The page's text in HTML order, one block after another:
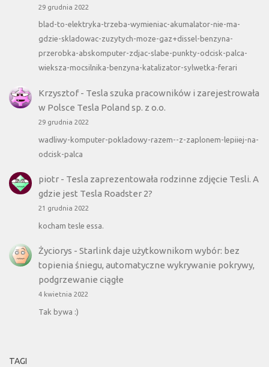
29 grudnia 2022
blad-to-elektryka-trzeba-wymieniac-akumalator-nie-ma-
gdzie-skladowac-zuzytych-moze-gaz+dissel-benzyna-
przerobka-abskomputer-zdjac-slabe-punkty-odcisk-palca-
wieksza-mocsilnika-benzyna-katalizator-sylwetka-ferari
Krzysztof- Tesla szuka pracowników i zarejestrowała
w Polsce Tesla Poland sp. z o.o.
29 grudnia 2022
wadliwy-komputer-pokladowy-razem--z-zaplonem-lepiiej-na-
odcisk-palca
piotr- Tesla zaprezentowała rodzinne zdjęcie Tesli. A
gdzie jest Tesla Roadster 2?
21 grudnia 2022
kocham tesle essa.
Życiorys - Starlink daje użytkownikom wybór: bez
topienia śniegu, automatyczne wykrywanie pokrywy,
podgrzewanie ciągłe
4 kwietnia 2022
Tak bywa :)
TAGI